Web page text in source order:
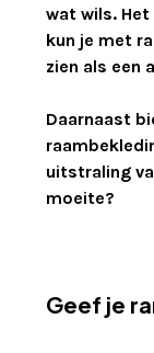
wat wils.
kun je met
zien als een
Daarnaast
uitstraling
moeite?
Geef je